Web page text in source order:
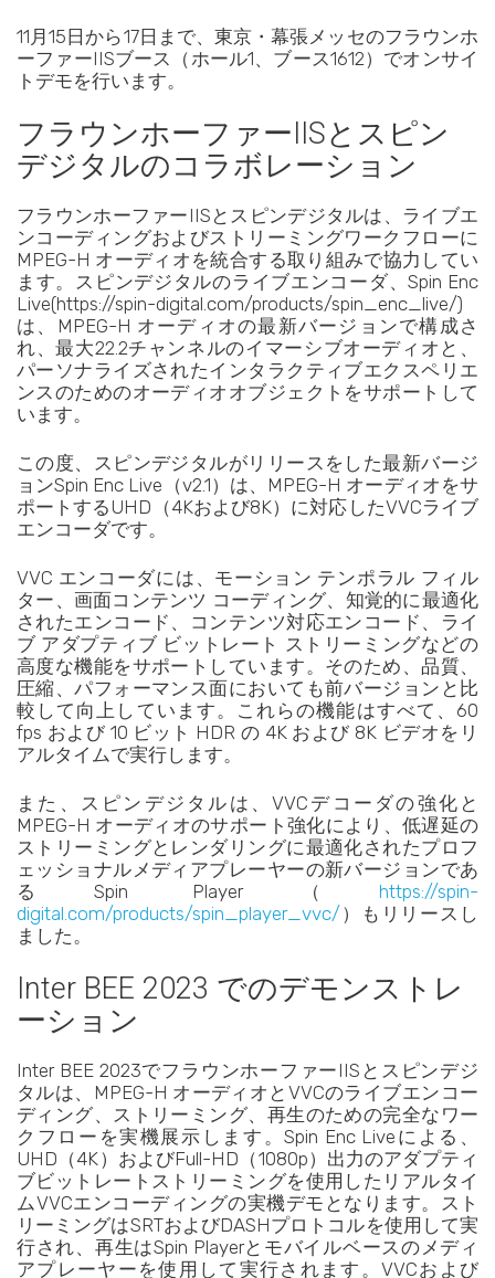
11月15日から17日まで、東京・幕張メッセのフラウンホ
ーファーIISブース（ホール1、ブース1612）でオンサイ
トデモを行います。
フラウンホーファーIISとスピン
デジタルのコラボレーション
フラウンホーファーIISとスピンデジタルは、ライブエ
ンコーディングおよびストリーミングワークフローに
MPEG-H オーディオを統合する取り組みで協力してい
ます。スピンデジタルのライブエンコーダ、Spin Enc
Live(https://spin-digital.com/products/spin_enc_live/)
は、MPEG-H オーディオの最新バージョンで構成さ
れ、最大22.2チャンネルのイマーシブオーディオと、
パーソナライズされたインタラクティブエクスペリエ
ンスのためのオーディオオブジェクトをサポートして
います。
この度、スピンデジタルがリリースをした最新バージ
ョンSpin Enc Live（v2.1）は、MPEG-H オーディオをサ
ポートするUHD（4Kおよび8K）に対応したVVCライブ
エンコーダです。
VVC エンコーダには、モーション テンポラル フィル
ター、画面コンテンツ コーディング、知覚的に最適化
されたエンコード、コンテンツ対応エンコード、ライ
ブ アダプティブ ビットレート ストリーミングなどの
高度な機能をサポートしています。そのため、品質、
圧縮、パフォーマンス面においても前バージョンと比
較して向上しています。これらの機能はすべて、60
fps および 10 ビット HDR の 4K および 8K ビデオをリ
アルタイムで実行します。
また、スピンデジタルは、VVCデコーダの強化と
MPEG-H オーディオのサポート強化により、低遅延の
ストリーミングとレンダリングに最適化されたプロフ
ェッショナルメディアプレーヤーの新バージョンであ
るSpin Player（ https://spin-
digital.com/products/spin_player_vvc/ ）もリリースし
ました。
Inter BEE 2023 でのデモンストレ
ーション
Inter BEE 2023でフラウンホーファーIISとスピンデジ
タルは、MPEG-H オーディオとVVCのライブエンコー
ディング、ストリーミング、再生のための完全なワー
クフローを実機展示します。Spin Enc Liveによる、
UHD（4K）およびFull-HD（1080p）出力のアダプティ
ブビットレートストリーミングを使用したリアルタイ
ムVVCエンコーディングの実機デモとなります。スト
リーミングはSRTおよびDASHプロトコルを使用して実
行され、再生はSpin Playerとモバイルベースのメディ
アプレーヤーを使用して実行されます。VVCおよび